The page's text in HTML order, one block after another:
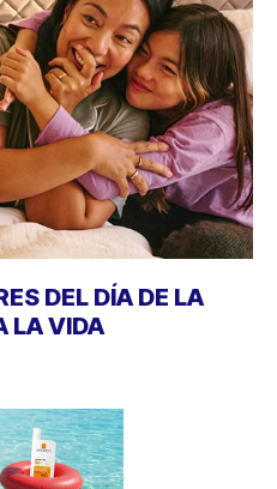
DEL DÍA DE LA
LA VIDA